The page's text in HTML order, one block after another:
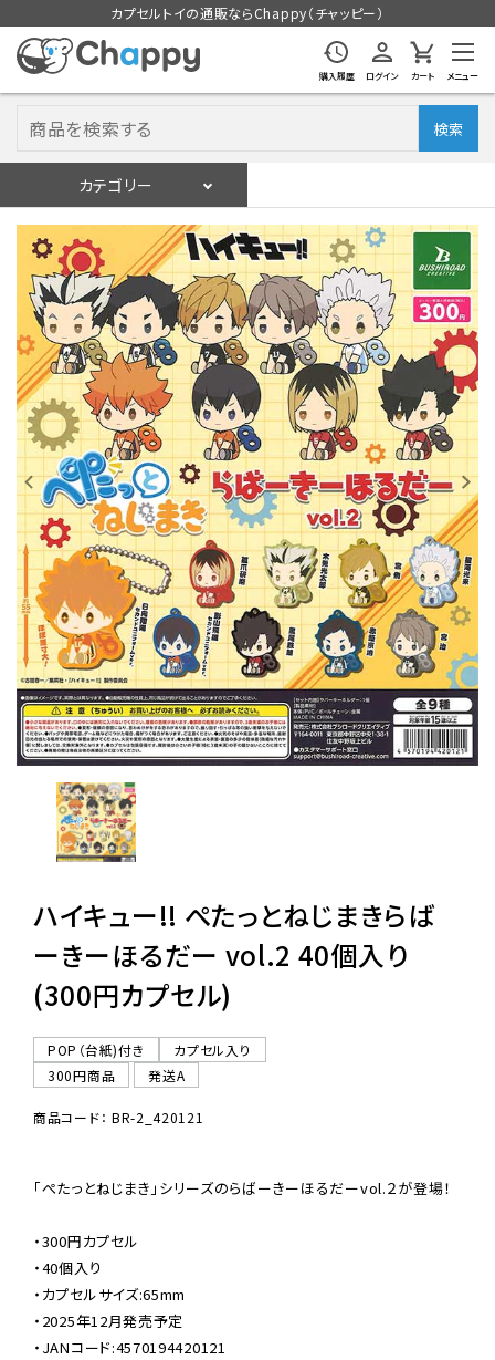
カプセルトイの通販ならChappy（チャッピー）
購入履歴 ログイン カート メニュー
検索
カテゴリー
ログイン 会員登録
入荷スケジュールをチェック
カプセルトイマシン本体
カプセルトイ
販促用空カプセル
レンタル
景品・玩具・文具
販促用カプセルトイ
よくあるご質問
06-6282-7659
ハイキュー!! ぺたっとねじまきらば
ーきーほるだー vol.2 40個入り
(300円カプセル)
POP（台紙)付き
カプセル入り
300円商品
発送A
商品コード： BR-2_420121
「ぺたっとねじまき」シリーズのらばーきーほるだーvol.２が登場！
・300円カプセル
・40個入り
・カプセルサイズ:65mm
・2025年12月発売予定
・JANコード:4570194420121